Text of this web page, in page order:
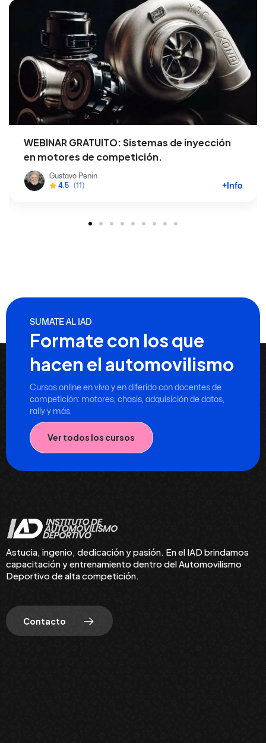
WEBINAR GRATUITO: Sistemas de inyección
en motores de competición.
Gustavo Penin
4.5 (11) +Info
SUMATE AL IAD
Formate con los que
hacen el automovilismo
Cursos online en vivo y en diferido con docentes de
competición: motores, chasis, adquisición de datos,
rally y más.
Ver todos los cursos
Astucia, ingenio, dedicación y pasión. En el IAD brindamos
capacitación y entrenamiento dentro del Automovilismo
Deportivo de alta competición.
Contacto